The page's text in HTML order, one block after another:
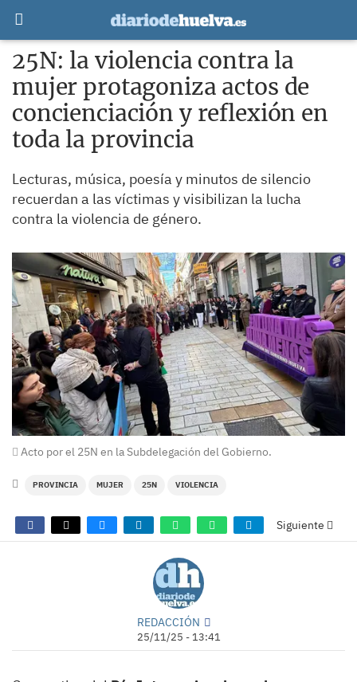
25N: la violencia contra la
mujer protagoniza actos de
concienciación y reflexión en
toda la provincia
Lecturas, música, poesía y minutos de silencio
recuerdan a las víctimas y visibilizan la lucha
contra la violencia de género.
Acto por el 25N en la Subdelegación del Gobierno.
PROVINCIA MUJER 25N VIOLENCIA
Siguiente
REDACCIÓN
25/11/25 - 13:41